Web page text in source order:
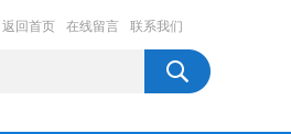
返回首页 在线留言 联系我们